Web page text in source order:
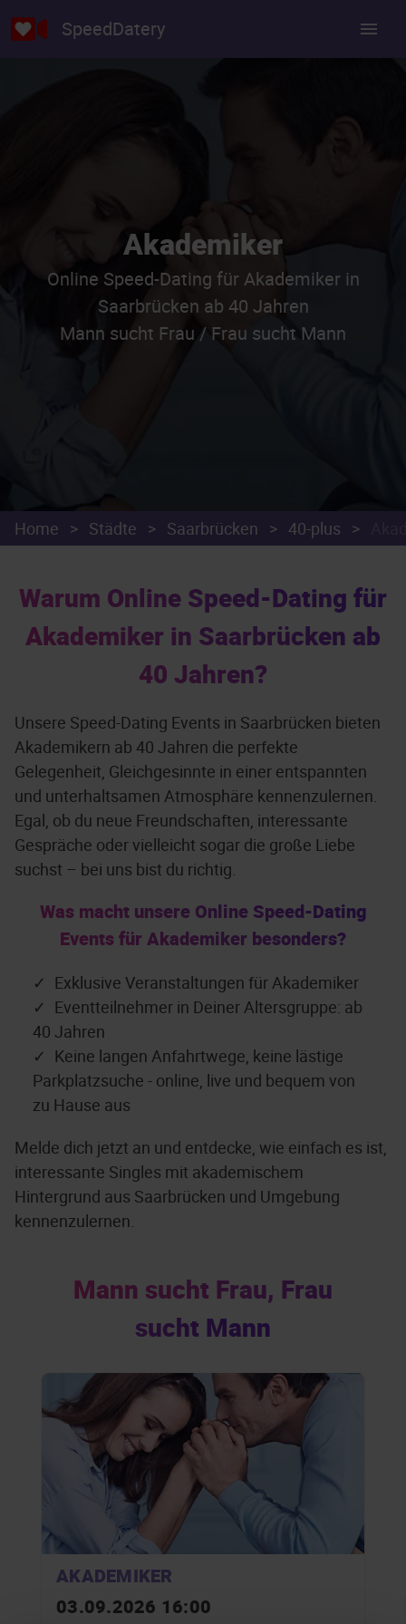
SpeedDatery
Akademiker
Online Speed-Dating für Akademiker in
Saarbrücken ab 40 Jahren
Mann sucht Frau / Frau sucht Mann
Home > Städte > Saarbrücken > 40-plus >
Warum Online Speed-Dating für
Akademiker in Saarbrücken ab
40 Jahren?
Unsere Speed-Dating Events in Saarbrücken bieten
Akademikern ab 40 Jahren die perfekte
Gelegenheit, Gleichgesinnte in einer entspannten
und unterhaltsamen Atmosphäre kennenzulernen.
Egal, ob du neue Freundschaften, interessante
Gespräche oder vielleicht sogar die große Liebe
suchst – bei uns bist du richtig.
Was macht unsere Online Speed-Dating
Events für Akademiker besonders?
Exklusive Veranstaltungen für Akademiker
Eventteilnehmer in Deiner Altersgruppe: ab
40 Jahren
Keine langen Anfahrtwege, keine lästige
Parkplatzsuche - online, live und bequem von
zu Hause aus
Melde dich jetzt an und entdecke, wie einfach es ist,
interessante Singles mit akademischem
Hintergrund aus Saarbrücken und Umgebung
kennenzulernen.
Mann sucht Frau, Frau
sucht Mann
AKADEMIKER
03.09.2026 16:00